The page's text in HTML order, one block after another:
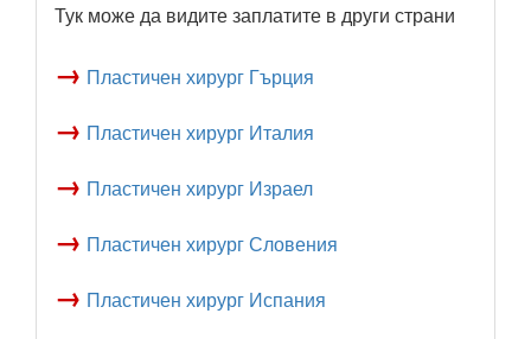
Тук може да видите заплатите в други страни
→ Пластичен хирург Гърция
→ Пластичен хирург Италия
→ Пластичен хирург Израел
→ Пластичен хирург Словения
→ Пластичен хирург Испания